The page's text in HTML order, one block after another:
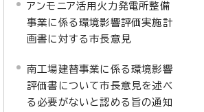
アンモニア活用火力発電所整備
事業に係る環境影響評価実施計
画書に対する市長意見
南工場建替事業に係る環境影響
評価書について市長意見を述べ
る必要がないと認める旨の通知